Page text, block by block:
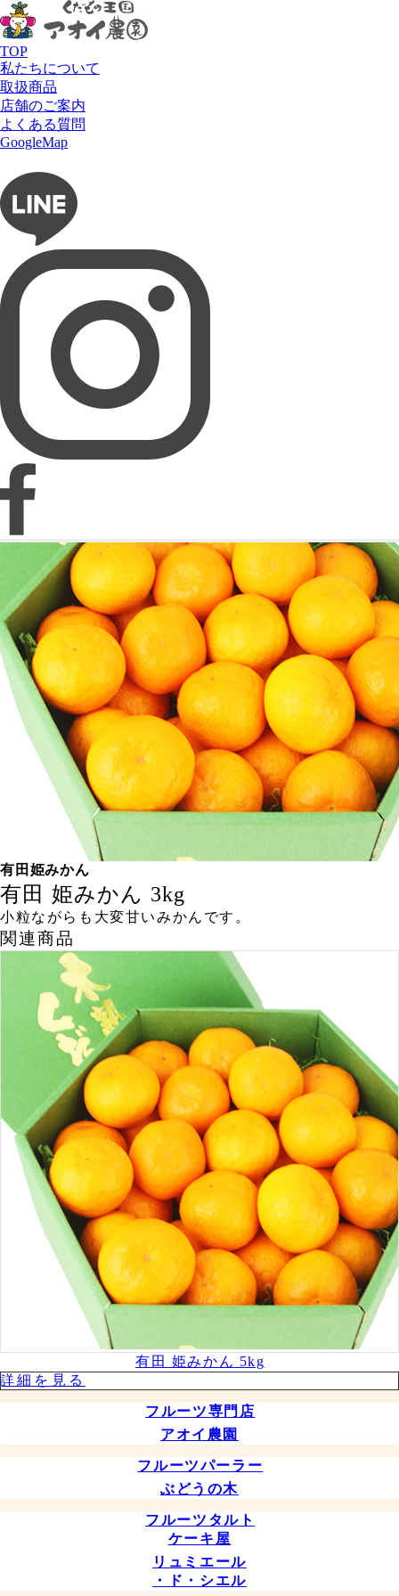
TOP
私たちについて
取扱商品
フルーツショップ アオイ農園
タルト専門店 Lumière du ciel
ネットショップ 愛の果実
店舗のご案内
よくある質問
GoogleMap
HOME 商品 柑橘
有田姫みかん
有田 姫みかん 3kg
小粒ながらも大変甘いみかんです。
関連商品
有田 姫みかん 5kg
詳細を⾒る
フルーツ専門店
アオイ農園
フルーツパーラー
ぶどうの木
フルーツタルト
ケーキ屋
リュミエール
・ド・シエル